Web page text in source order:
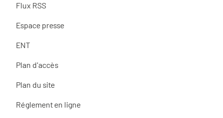
Flux RSS
Espace presse
ENT
Plan d'accès
Plan du site
Réglement en ligne